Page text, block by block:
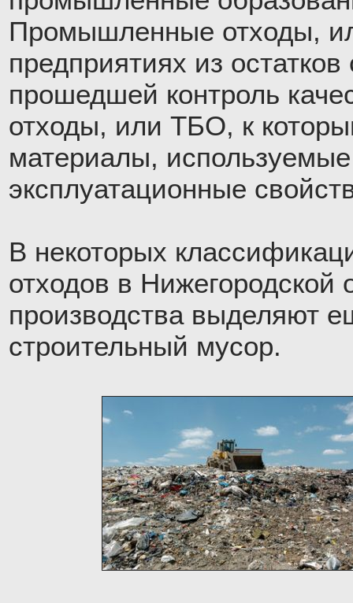
Промышленные отходы,
предприятиях из
прошедшей контроль
отходы, или ТБО, к
материалы,
эксплуатационные
В некоторых
отходов в Нижегородской
производства выделяют
строительный мусор.